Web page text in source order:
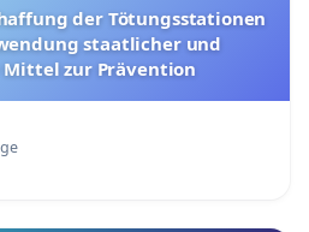
staatlicher und
zur Prävention